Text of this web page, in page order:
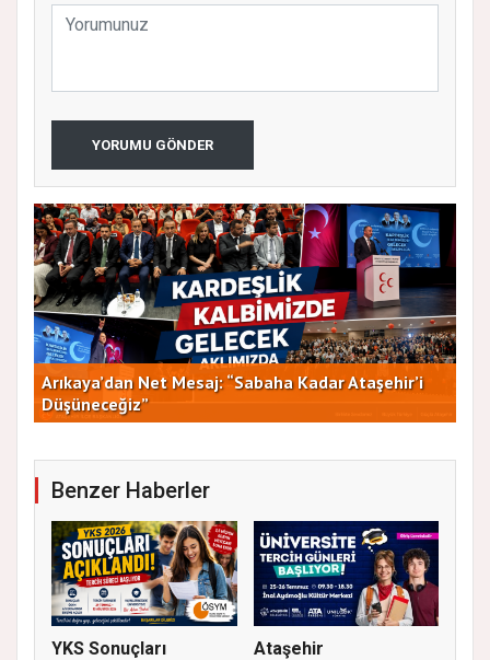
YORUMU GÖNDER
Arıkaya’dan Net Mesaj: “Sabaha Kadar Ataşehir’i
Düşüneceğiz”
Benzer Haberler
YKS Sonuçları
Ataşehir